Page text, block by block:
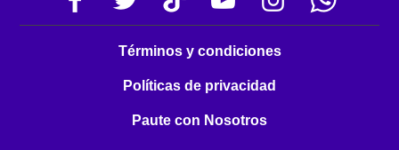
Términos y condiciones
Políticas de privacidad
Paute con Nosotros